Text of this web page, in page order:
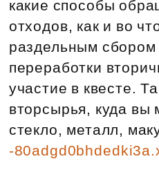
какие способы
отходов, как и во
раздельным сбором
переработки
участие в квесте.
вторсырья, куда вы
стекло, металл,
-